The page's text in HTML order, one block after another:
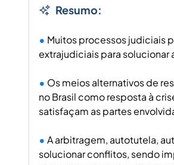
Resumo:
Muitos processos judiciais
extrajudiciais para
Os meios alternativos de
no Brasil como resposta à
satisfaçam as partes
A arbitragem, autotutela,
solucionar conflitos, sendo